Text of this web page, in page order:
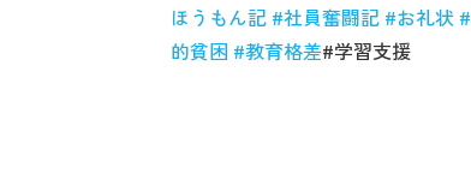
ほうもん記 #社員奮闘記 #お礼状 #
的貧困 #教育格差#学習支援